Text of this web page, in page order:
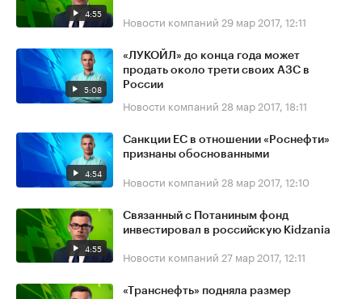
4:55 Новости компаний 29 мар 2017, 12:11
5:08
«ЛУКОЙЛ» до конца года может
продать около трети своих АЗС в
России
Новости компаний 28 мар 2017, 18:11
4:54
Санкции ЕС в отношении «Роснефти»
признаны обоснованными
Новости компаний 28 мар 2017, 12:10
4:55
Связанный с Потаниным фонд
инвестировал в российскую Kidzania
Новости компаний 27 мар 2017, 12:11
«Транснефть» подняла размер